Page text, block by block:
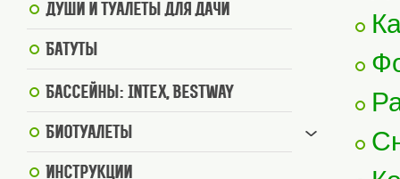
Души и туалеты для дачи
Батуты
Бассейны: Intex, BestWay
Биотуалеты
Инструкции